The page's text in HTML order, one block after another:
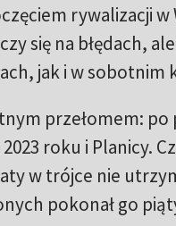
rywalizacji w
się na błędach,
jak i w sobotnim
przełomem: po
roku i Planicy.
w trójce nie
pokonał go